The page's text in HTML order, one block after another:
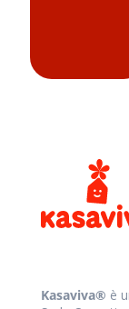
Kasaviva® è